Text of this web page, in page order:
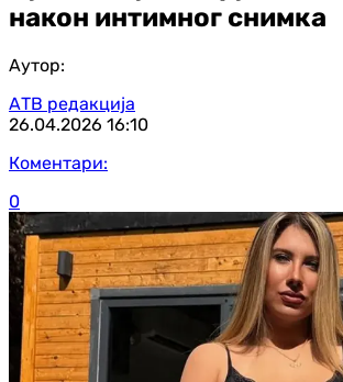
након интимног снимка
Аутор:
АТВ редакција
26.04.2026 16:10
Коментари:
0